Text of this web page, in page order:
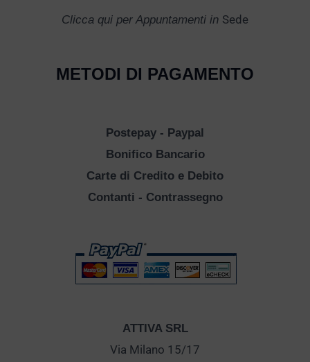
Clicca qui per Appuntamenti in Sede
METODI DI PAGAMENTO
Postepay - Paypal
Bonifico Bancario
Carte di Credito e Debito
Contanti - Contrassegno
ATTIVA SRL
Via Milano 15/17